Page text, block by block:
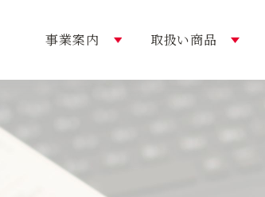
事業案内 取扱い商品